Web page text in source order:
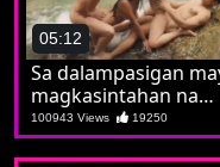
05:12
Sa dalampasigan
magkasintahan na
nagpalitan sa iyutan
100943 Views 19250